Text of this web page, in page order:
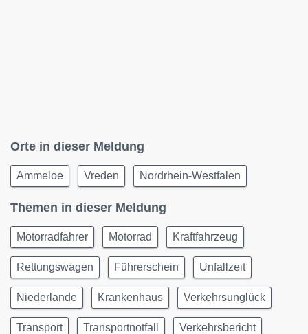
Orte in dieser Meldung
Ammeloe Vreden Nordrhein-Westfalen
Themen in dieser Meldung
Motorradfahrer Motorrad Kraftfahrzeug
Rettungswagen Führerschein Unfallzeit
Niederlande Krankenhaus Verkehrsunglück
Transport Transportnotfall Verkehrsbericht